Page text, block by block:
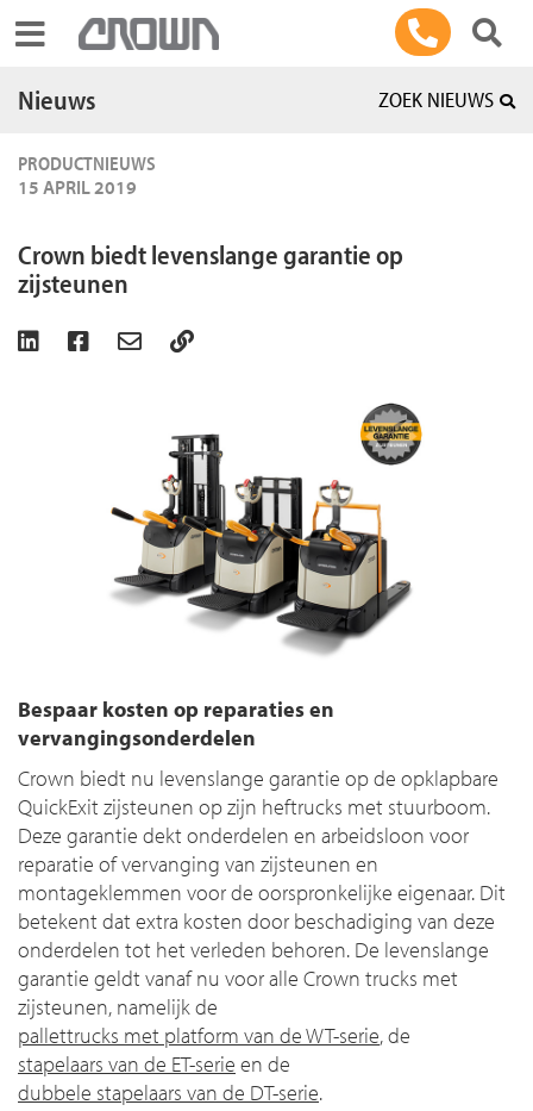
Toggle navigation
Nieuws ZOEK NIEUWS
PRODUCTNIEUWS
15 APRIL 2019
Crown biedt levenslange garantie op
zijsteunen
Bespaar kosten op reparaties en
vervangingsonderdelen
Crown biedt nu levenslange garantie op de opklapbare
QuickExit zijsteunen op zijn heftrucks met stuurboom.
Deze garantie dekt onderdelen en arbeidsloon voor
reparatie of vervanging van zijsteunen en
montageklemmen voor de oorspronkelijke eigenaar. Dit
betekent dat extra kosten door beschadiging van deze
onderdelen tot het verleden behoren. De levenslange
garantie geldt vanaf nu voor alle Crown trucks met
zijsteunen, namelijk de
pallettrucks met platform van de WT-serie, de
stapelaars van de ET-serie en de
dubbele stapelaars van de DT-serie.